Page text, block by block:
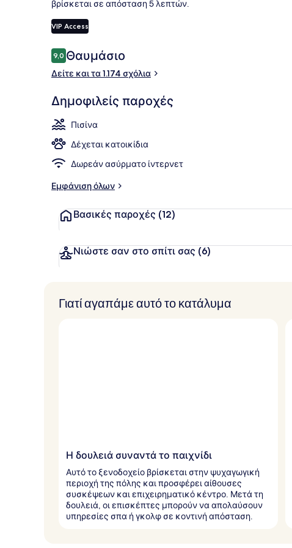
βρίσκεται σε απόσταση 5 λεπτών.
VIP Access
Σχόλια
9,09,0 στα 10
Θαυμάσιο
Δείτε και τα 1.174 σχόλια
Δημοφιλείς παροχές
Πισίνα
Δέχεται κατοικίδια
Δωρεάν ασύρματο ίντερνετ
Εμφάνιση όλων
Βασικές παροχές (12)
Νιώστε σαν στο σπίτι σας (6)
Γιατί αγαπάμε αυτό το κατάλυμα
Η δουλειά συναντά το παιχνίδι
Αυτό το ξενοδοχείο βρίσκεται στην ψυχαγωγική
περιοχή της πόλης και προσφέρει αίθουσες
συσκέψεων και επιχειρηματικό κέντρο. Μετά τη
δουλειά, οι επισκέπτες μπορούν να απολαύσουν
υπηρεσίες σπα ή γκολφ σε κοντινή απόσταση.